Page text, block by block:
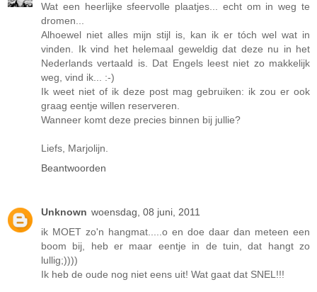
Wat een heerlijke sfeervolle plaatjes... echt om in weg te
dromen...
Alhoewel niet alles mijn stijl is, kan ik er tóch wel wat in
vinden. Ik vind het helemaal geweldig dat deze nu in het
Nederlands vertaald is. Dat Engels leest niet zo makkelijk
weg, vind ik... :-)
Ik weet niet of ik deze post mag gebruiken: ik zou er ook
graag eentje willen reserveren.
Wanneer komt deze precies binnen bij jullie?
Liefs, Marjolijn.
Beantwoorden
Unknown woensdag, 08 juni, 2011
ik MOET zo'n hangmat.....o en doe daar dan meteen een
boom bij, heb er maar eentje in de tuin, dat hangt zo
lullig;))))
Ik heb de oude nog niet eens uit! Wat gaat dat SNEL!!!